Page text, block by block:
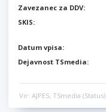
Zavezanec za DDV:
SKIS:
Datum vpisa:
Dejavnost TSmedia:
Vir: AJPES, TSmedia (Status)